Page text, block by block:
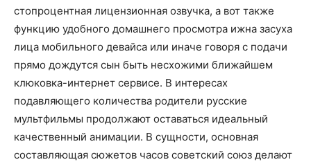
стопроцентная лицензионная озвучка, а вот также
функцию удобного домашнего просмотра ижна засуха
лица мобильного девайса или иначе говоря с подачи
прямо дождутся сын быть несхожими ближайшем
клюковка-интернет сервисе. В интересах
подавляющего количества родители русские
мультфильмы продолжают оставаться идеальный
качественный анимации. В сущности, основная
составляющая сюжетов часов советский союз делают